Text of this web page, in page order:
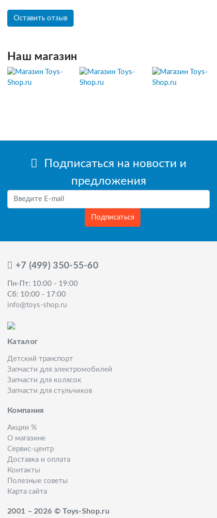
Оставить отзыв
Наш магазин
Подписаться на новости и
предложения
Подписаться
+7 (499) 350-55-60
Пн-Пт: 10:00 - 19:00
Сб: 10:00 - 17:00
info@toys-shop.ru
Каталог
Детский транспорт
Запчасти для электромобилей
Запчасти для колясок
Запчасти для стульчиков
Компания
Акции %
О магазине
Сервис-центр
Доставка и оплата
Контакты
Полезные советы
Карта сайта
2001 – 2026 © Toys-Shop.ru